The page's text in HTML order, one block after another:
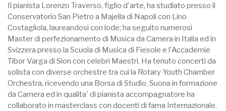
Il pianista Lorenzo Traverso, figlio d'arte, ha studiato presso il
Conservatorio San Pietro a Majella di Napoli con Lino
Costagliola, laureandosi con lode; ha seguito numerosi
Master di perfezionamento di Musica da Camera in Italia ed in
Svizzera presso la Scuola di Musica di Fiesole e l'Accademie
Tibor Varga di Sion con celebri Maestri. Ha tenuto concerti da
solista con diverse orchestre tra cui la Rotary Youth Chamber
Orchestra, ricevendo una Borsa di Studio. Suona in formazione
da Camera ed in qualita' di pianista accompagnatore ha
collaborato in masterclass con docenti di fama Internazionale.